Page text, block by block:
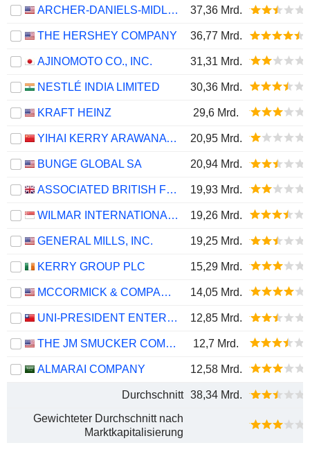
ARCHER-DANIELS-MIDLAND COMPANY 37,36 Mrd.
THE HERSHEY COMPANY 36,77 Mrd.
AJINOMOTO CO., INC. 31,31 Mrd.
NESTLÉ INDIA LIMITED 30,36 Mrd.
KRAFT HEINZ 29,6 Mrd.
YIHAI KERRY ARAWANA HOLDINGS CO., LTD 20,95 Mrd.
BUNGE GLOBAL SA 20,94 Mrd.
ASSOCIATED BRITISH FOODS PLC 19,93 Mrd.
WILMAR INTERNATIONAL LIMITED 19,26 Mrd.
GENERAL MILLS, INC. 19,25 Mrd.
KERRY GROUP PLC 15,29 Mrd.
MCCORMICK & COMPANY, INCORPORATED 14,05 Mrd.
UNI-PRESIDENT ENTERPRISES CORP. 12,85 Mrd.
THE JM SMUCKER COMPANY 12,7 Mrd.
ALMARAI COMPANY 12,58 Mrd.
Durchschnitt 38,34 Mrd.
Gewichteter Durchschnitt nach
Marktkapitalisierung